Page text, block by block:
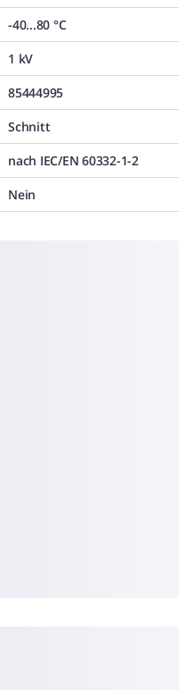
-40...80 °C
1 kV
85444995
Schnitt
nach IEC/EN 60332-1-2
Nein